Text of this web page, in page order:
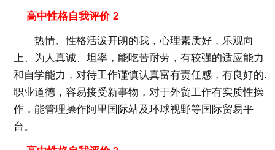
高中性格自我评价 2
热情、性格活泼开朗的我，心理素质好，乐观向
上、为人真诚、坦率，能吃苦耐劳，有较强的适应能力
和自学能力，对待工作谨慎认真富有责任感，有良好的.
职业道德，容易接受新事物，对于外贸工作有实质性操
作，能管理操作阿里国际站及环球视野等国际贸易平
台。